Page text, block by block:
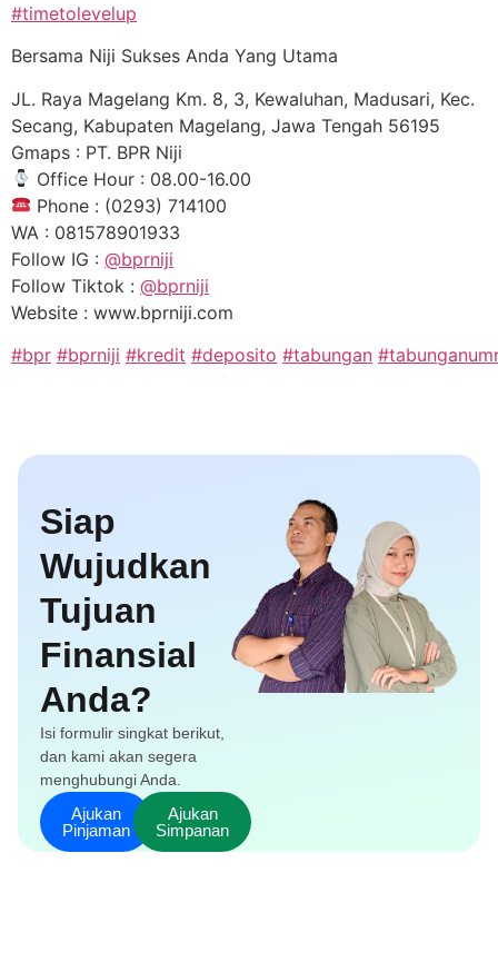
#timetolevelup
Bersama Niji Sukses Anda Yang Utama
JL. Raya Magelang Km. 8, 3, Kewaluhan, Madusari, Kec.
Secang, Kabupaten Magelang, Jawa Tengah 56195
Gmaps : PT. BPR Niji
Office Hour : 08.00-16.00
Phone : (0293) 714100
WA : 081578901933
Follow IG : @bprniji
Follow Tiktok : @bprniji
Website : www.bprniji.com
#bpr #bprniji #kredit #deposito #tabungan
Siap
Wujudkan
Tujuan
Finansial
Anda?
Isi formulir singkat berikut,
dan kami akan segera
menghubungi Anda.
Ajukan
Pinjaman
Ajukan
Simpanan